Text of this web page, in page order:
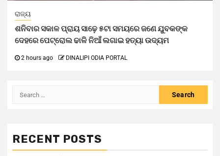
ରାଜ୍ୟ
ଶନିବାର ସକାଳ ପ୍ରାୟ ସାଢ଼େ ୫ଟା ସମୟରେ ଜଣେ ଯୁବକଙ୍କ
ଦେହରେ ପେଟ୍ରୋଲ ଢାଳି ନିଆଁ ଲଗାଇ ହତ୍ୟା ଉଦ୍ୟମ
2 hours ago DINALIPI ODIA PORTAL
RECENT POSTS